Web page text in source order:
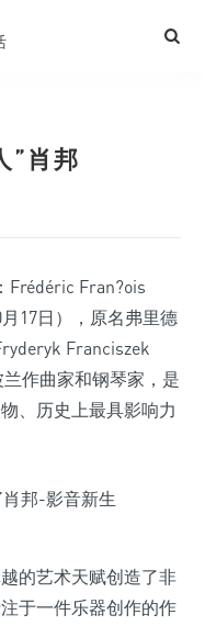
”肖邦
Frédéric Fran?ois
17日），原名弗里德
Franciszek
作曲家和钢琴家，是
、历史上最具影响力
的艺术天赋创造了非
于一件乐器创作的作